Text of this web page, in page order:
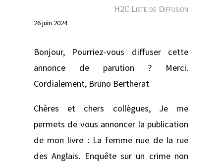
r
H2C Liste de Diffusion
26 juin 2024
Bonjour, Pourriez-vous diffuser cette
annonce de parution ? Merci.
Cordialement, Bruno Bertherat
Chères et chers collègues, Je me
permets de vous annoncer la publication
de mon livre : La femme nue de la rue
des Anglais. Enquête sur un crime non